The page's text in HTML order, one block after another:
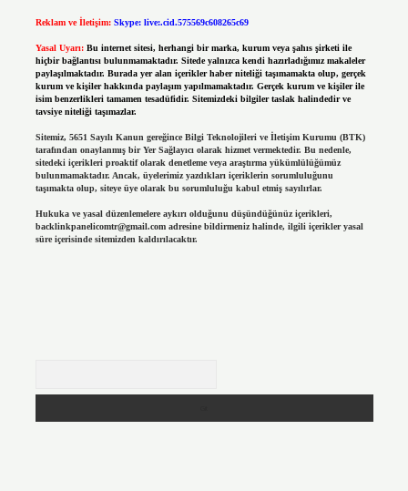
Reklam ve İletişim: Skype: live:.cid.575569c608265c69
Yasal Uyarı: Bu internet sitesi, herhangi bir marka, kurum veya şahıs şirketi ile
hiçbir bağlantısı bulunmamaktadır. Sitede yalnızca kendi hazırladığımız makaleler
paylaşılmaktadır. Burada yer alan içerikler haber niteliği taşımamakta olup, gerçek
kurum ve kişiler hakkında paylaşım yapılmamaktadır. Gerçek kurum ve kişiler ile
isim benzerlikleri tamamen tesadüfidir. Sitemizdeki bilgiler taslak halindedir ve
tavsiye niteliği taşımazlar.
Sitemiz, 5651 Sayılı Kanun gereğince Bilgi Teknolojileri ve İletişim Kurumu (BTK)
tarafından onaylanmış bir Yer Sağlayıcı olarak hizmet vermektedir. Bu nedenle,
sitedeki içerikleri proaktif olarak denetleme veya araştırma yükümlülüğümüz
bulunmamaktadır. Ancak, üyelerimiz yazdıkları içeriklerin sorumluluğunu
taşımakta olup, siteye üye olarak bu sorumluluğu kabul etmiş sayılırlar.
Hukuka ve yasal düzenlemelere aykırı olduğunu düşündüğünüz içerikleri,
backlinkpanelicomtr@gmail.comadresine bildirmeniz halinde, ilgili içerikler yasal
süre içerisinde sitemizden kaldırılacaktır.